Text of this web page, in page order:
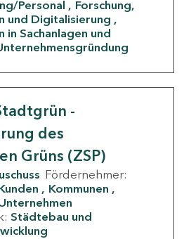
Personal
Forschung,
und Digitalisierung
in Sachanlagen und
-
des
Grüns (ZSP)
Fördernehmer:
Kommunen
Städtebau und